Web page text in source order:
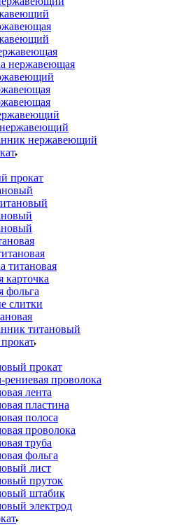
нержавеющая
нержавеющий
прокат
титановая
карточка
фольга
слитки
титановый
прокат
проволока
лента
пластина
полоса
проволока
труба
фольга
лист
пруток
штабик
электрод